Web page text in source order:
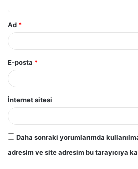
Ad *
E-posta *
İnternet sitesi
Daha sonraki yorumlarımda
adresim ve site adresim bu tarayıcıya